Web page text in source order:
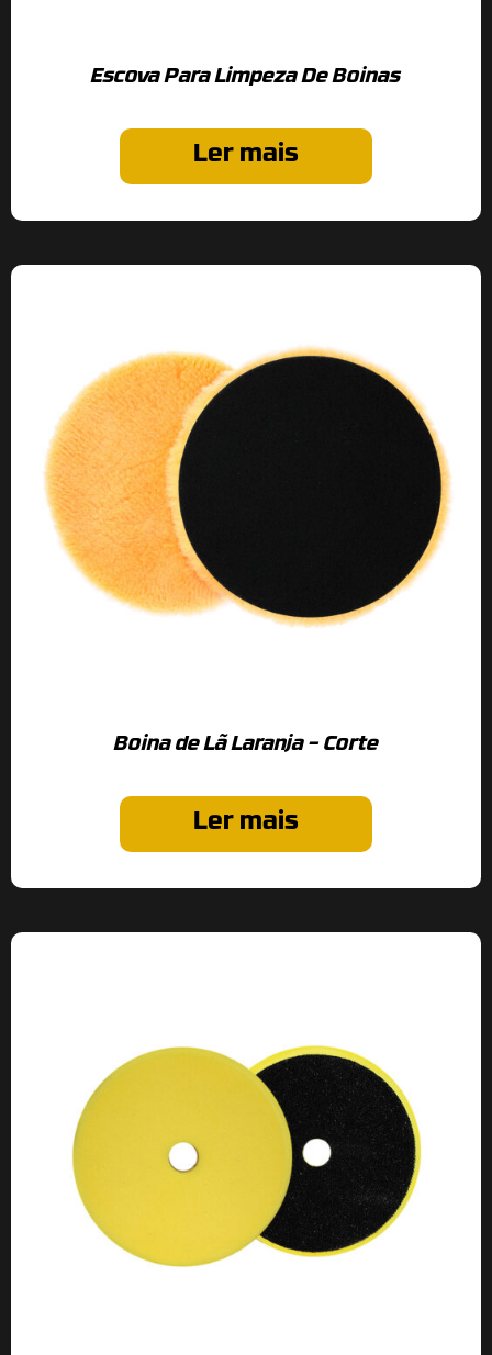
Escova Para Limpeza De Boinas
Ler mais
Boina de Lã Laranja – Corte
Ler mais